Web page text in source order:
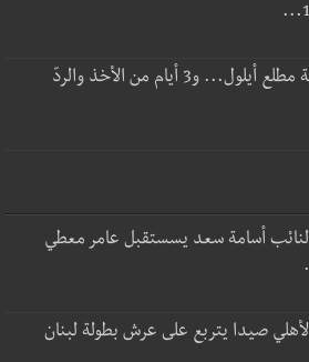
جولة ثامنة مطلع أيلول... و3 أيام من الأخذ والردّ
أسامة سعد يسستقبل عامر معطي
صيدا يتربع على عرش بطولة لبنان